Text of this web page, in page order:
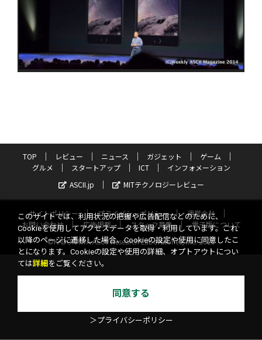
TOP レビュー ニュース ガジェット
ゲーム
グルメ
スタートアップ ICT
インフォメーション
ASCII.jp
MITテクノロジーレビュー
サイトポリシー プライバシーポリシー
運営会社
お問い合わせ
広告掲載 スタッフ募集
電子版について
©KADOKAWA ASCII Research Laboratories, Inc. 2026
このサイトでは、利用状況の把握や広告配信などのために、
Cookieを使用してアクセスデータを取得・利用しています。これ
以降のページに遷移した場合、Cookieの設定や使用に同意したこ
とになります。Cookieの設定や使用の詳細、オプトアウトについ
ては詳細 をご覧ください。
同意する
＞プライバシーポリシー